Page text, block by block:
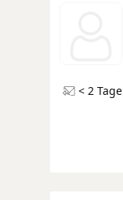
< 2 Tage